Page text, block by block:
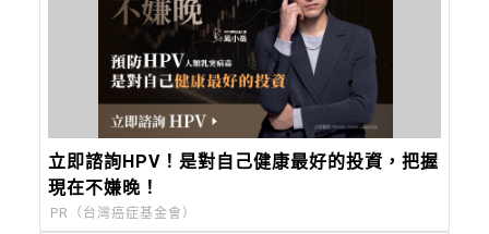
立即諮詢HPV！是對自己健康最好的投資，把握
現在不嫌晚！
PR（台灣癌症基金會）